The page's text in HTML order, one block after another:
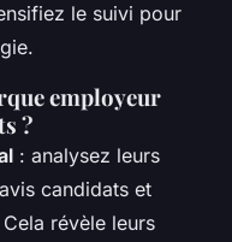
le suivi pour
employeur
?
: analysez leurs
candidats et
révèle leurs